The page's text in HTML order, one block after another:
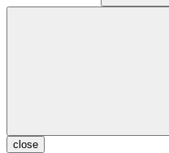
close